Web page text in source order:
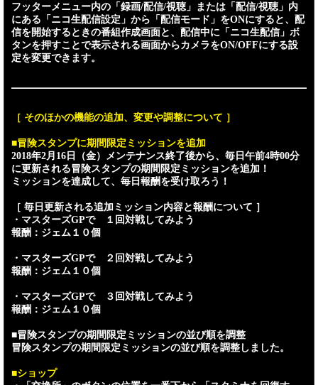
フッターメニュー内の「録画/配信/視聴」または「配信/視聴」内
にある「ニコ生配信設定」から「配信モード」をONにすると、配
信を開始するときの番組作成画面と、配信中に「ニコ生配信」ボ
タンを押すことで表示される画面からカメラをON/OFFにする設
定を変更できます。
［ そのほかの機能の追加、変更や調整について ］
■冒険スタンプに期間限定ミッションを追加
2018年2月16日（金）メンテナンス終了後から、毎日午前4時00分
に更新される冒険スタンプの期間限定ミッションを追加！
ミッションを達成して、毎日報酬を受け取ろう！
［ 毎日更新される追加ミッション内容と報酬について ］
・マスターズGPで １回対戦してみよう
報酬：ジェム１０個
・マスターズGPで ２回対戦してみよう
報酬：ジェム１０個
・マスターズGPで ３回対戦してみよう
報酬：ジェム１０個
■冒険スタンプの期間限定ミッションの並び順を調整
冒険スタンプの期間限定ミッションの並び順を調整しました。
■ショップ